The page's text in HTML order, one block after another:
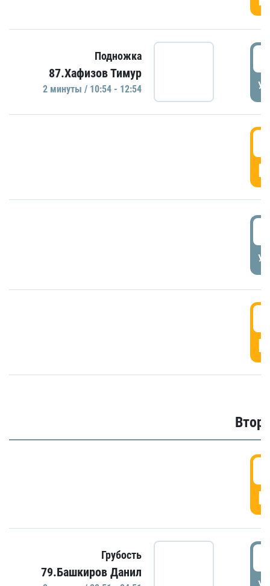
Подножка
87.Хафизов Тимур
2 минуты / 10:54 - 12:54
Грубость
79.Башкиров Данил